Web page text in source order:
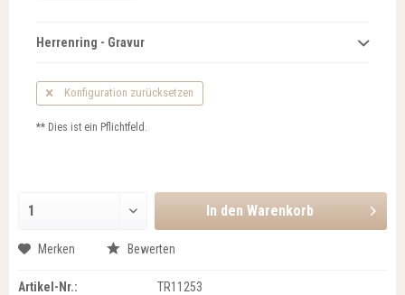
Herrenring - Gravur
Konfiguration zurücksetzen
** Dies ist ein Pflichtfeld.
In den Warenkorb
Merken Bewerten
Artikel-Nr.: TR11253